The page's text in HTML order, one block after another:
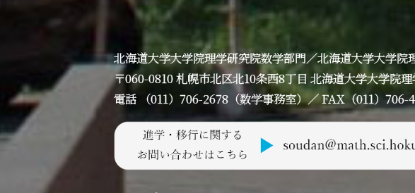
北海道大学大学院理学研究院数学部門／北海道大学大学
〒060-0810 札幌市北区北10条西8丁目 北海道大学大学院
電話 （011）706-2678（数学事務室）／ FAX（011）706-